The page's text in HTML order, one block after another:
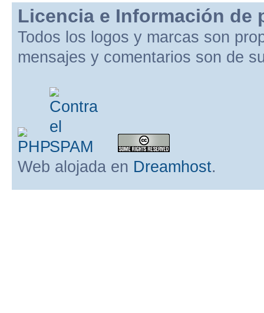
Licencia e Información de
Todos los logos y marcas son
mensajes y comentarios son de
Web alojada en Dreamhost.